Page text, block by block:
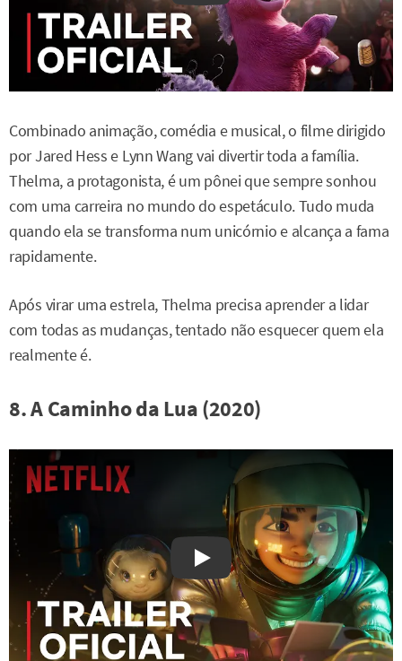
Combinado animação, comédia e musical, o filme dirigido
por Jared Hess e Lynn Wang vai divertir toda a família.
Thelma, a protagonista, é um pônei que sempre sonhou
com uma carreira no mundo do espetáculo. Tudo muda
quando ela se transforma num unicórnio e alcança a fama
rapidamente.
Após virar uma estrela, Thelma precisa aprender a lidar
com todas as mudanças, tentado não esquecer quem ela
realmente é.
8. A Caminho da Lua (2020)
Watch on YouTube